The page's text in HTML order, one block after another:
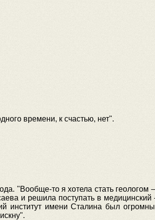
времени, к счастью, нет".
"Вообще-то я хотела стать
и решила поступать в
институт имени Сталина был